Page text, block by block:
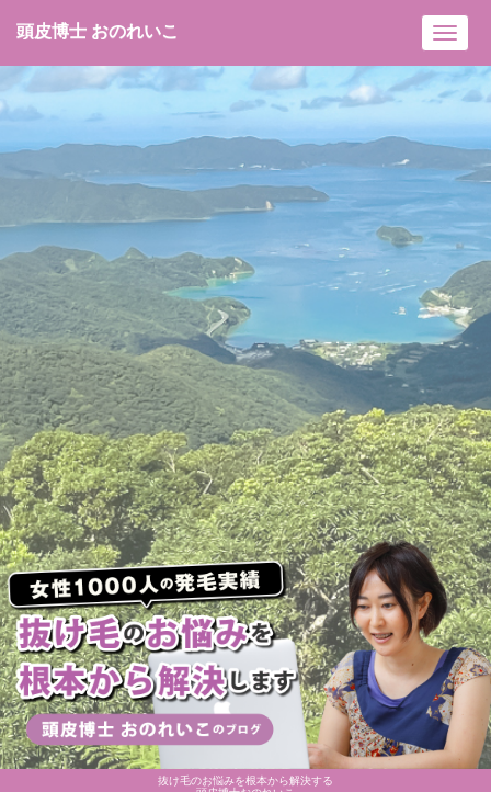
抜け毛のお悩みを根本から解決する
頭皮博士 おのれいこ